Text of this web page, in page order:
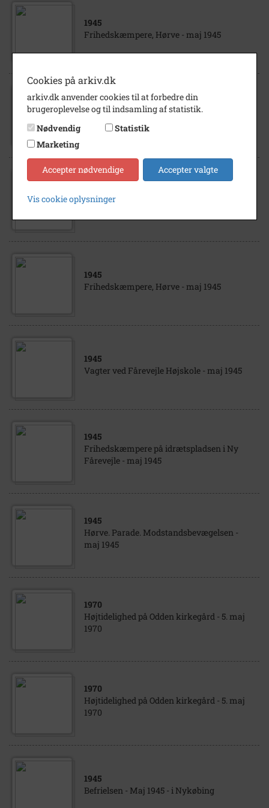
1945
Frihedskæmpere, Hørve - maj 1945
1945
Danmarks Befrielse - Frihedskæmpere
Christian, Provst, Vig - 1945.
Befrielsen - maj 1945 - i Nykøbing
1945
Frihedskæmpere, Hørve - maj 1945
1945
Vagter ved Fårevejle Højskole - maj 1945
1945
Frihedskæmpere på idrætspladsen i Ny
Fårevejle - maj 1945
1945
Hørve. Parade. Modstandsbevægelsen -
maj 1945
1970
Højtidelighed på Odden kirkegård - 5. maj
1970
1970
Højtidelighed på Odden kirkegård - 5. maj
1970
1945
Befrielsen - Maj 1945 - i Nykøbing
Cookies på arkiv.dk
arkiv.dk anvender cookies til at forbedre din
brugeroplevelse og til indsamling af statistik.
Nødvendig
Statistik
Marketing
Accepter nødvendige Accepter valgte
Vis cookie oplysninger